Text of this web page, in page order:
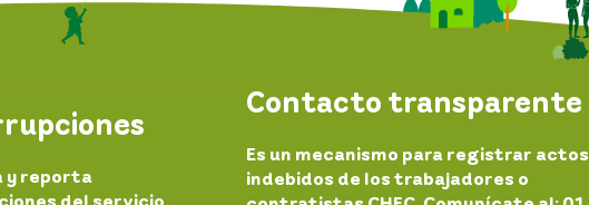
y reporta
Contacto transparente
Es un mecanismo para registrar actos
indebidos de los trabajadores o